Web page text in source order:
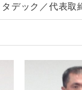
ック／代表取